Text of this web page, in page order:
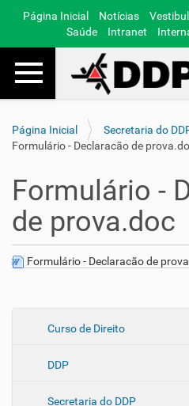
Página Inicial Notícias
Saúde
Intranet
Toggle navigation
Página Inicial
Secretaria do
Formulário - Declaracão de
Curso de Direito
DDP
Secretaria do DDP
Formulário -
de prova.doc
Formulário - Declaracão de